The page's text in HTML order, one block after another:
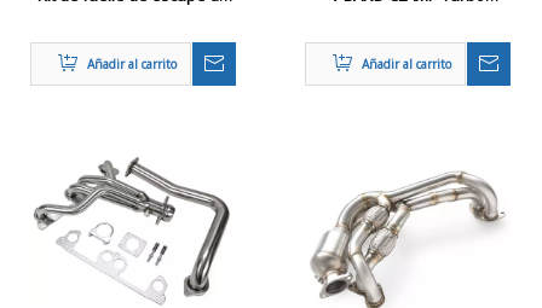
camiones comerciales
Añadir al carrito Añadir al carrito